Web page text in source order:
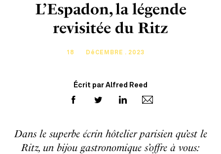
L’Espadon, la légende
revisitée du Ritz
18 DéCEMBRE . 2023
Écrit par Alfred Reed
Dans le superbe écrin hôtelier parisien qu’est le
Ritz, un bijou gastronomique s’offre à vous: